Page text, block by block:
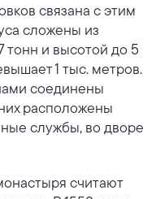
связана с этим
сложены из
тонн и высотой до 5
1 тыс. метров.
соединены
расположены
службы, во дворе
считают